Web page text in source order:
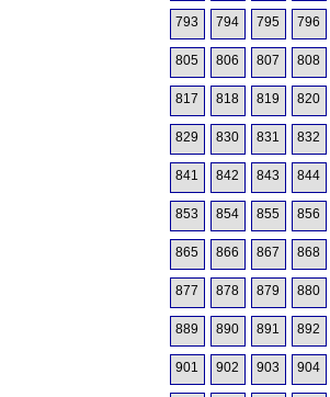
793 794 795 796
805 806 807 808
817 818 819 820
829 830 831 832
841 842 843 844
853 854 855 856
865 866 867 868
877 878 879 880
889 890 891 892
901 902 903 904